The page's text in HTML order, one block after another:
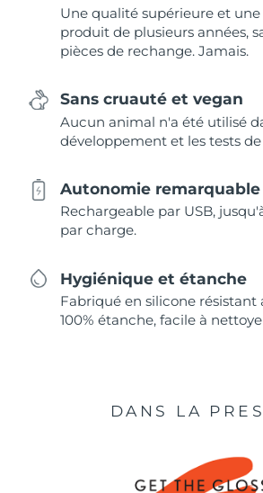
Une qualité supérieure et
produit de plusieurs années,
pièces de rechange. Jamais.
Sans cruauté et vegan
Aucun animal n'a été utilisé
développement et les tests
Autonomie remarquable
Rechargeable par USB,
par charge.
Hygiénique et étanche
Fabriqué en silicone résistant
100% étanche, facile à
DANS LA